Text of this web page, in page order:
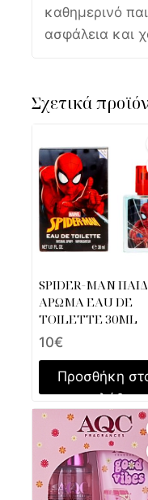
καθημερινό
ασφάλεια και
Σχετικά
SPIDER-MAN
ΑΡΩΜΑ EAU DE
TOILETTE 30ML
10€
Προσθήκη
καλάθι